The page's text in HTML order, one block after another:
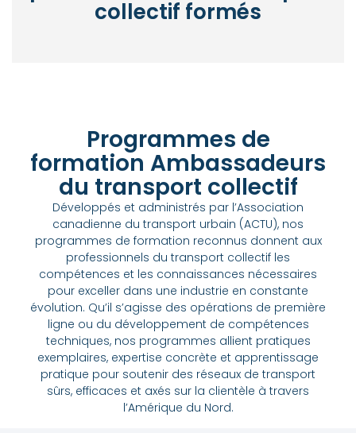
collectif formés
Programmes de
formation Ambassadeurs
du transport collectif
Développés et administrés par l’Association
canadienne du transport urbain (ACTU), nos
programmes de formation reconnus donnent aux
professionnels du transport collectif les
compétences et les connaissances nécessaires
pour exceller dans une industrie en constante
évolution. Qu’il s’agisse des opérations de première
ligne ou du développement de compétences
techniques, nos programmes allient pratiques
exemplaires, expertise concrète et apprentissage
pratique pour soutenir des réseaux de transport
sûrs, efficaces et axés sur la clientèle à travers
l’Amérique du Nord.